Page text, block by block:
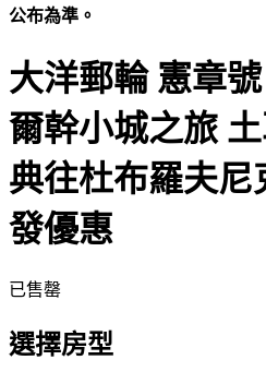
公布為準。
大洋郵輪 憲章
爾幹小城之旅
典往杜布羅夫尼
發優惠
已售罄
選擇房型